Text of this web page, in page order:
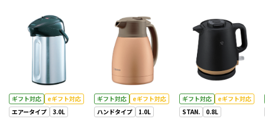
ギフト対応
eギフト対応
エアータイプ
3.0L
ギフト対応
eギフト対応
ハンドタイプ
1.0L
ギフト対応
eギフト対応
STAN.
0.8L